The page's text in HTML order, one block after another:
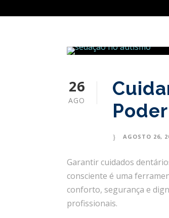
26
AGO
AGOSTO 26,
Garantir cuidados
consciente é uma
conforto, segurança e
profissionais.